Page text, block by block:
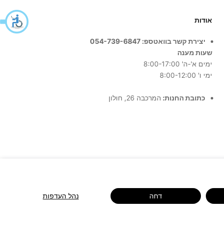
נהל העדפות דחה
אודות
יצירת קשר בוואטספ: 054-739-6847
שעות מענה
ימים א'-ה' 8:00-17:00
ימי ו' 8:00-12:00
כתובת החנות: המרכבה 26, חולון